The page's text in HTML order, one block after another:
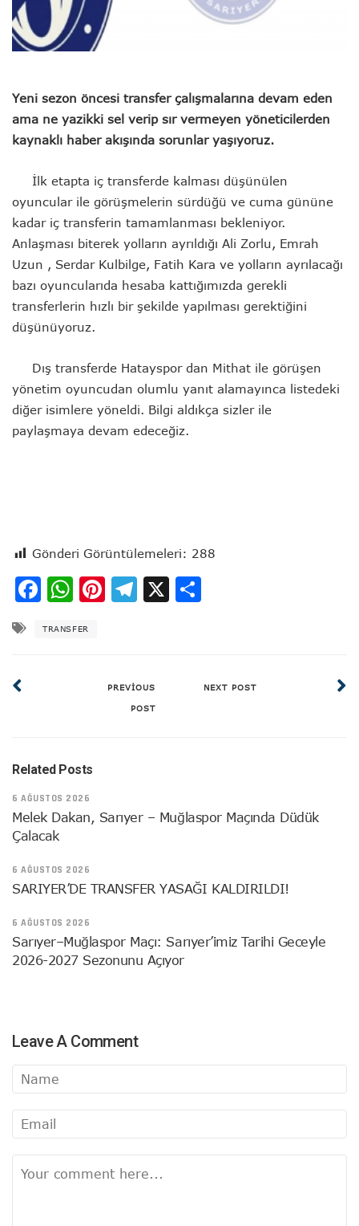
Yeni sezon öncesi transfer çalışmalarına devam eden
ama ne yazikki sel verip sır vermeyen yöneticilerden
kaynaklı haber akışında sorunlar yaşıyoruz.
İlk etapta iç transferde kalması düşünülen
oyuncular ile görüşmelerin sürdüğü ve cuma gününe
kadar iç transferin tamamlanması bekleniyor.
Anlaşması biterek yolların ayrıldığı Ali Zorlu, Emrah
Uzun , Serdar Kulbilge, Fatih Kara ve yolların ayrılacağı
bazı oyuncularıda hesaba kattığımızda gerekli
transferlerin hızlı bir şekilde yapılması gerektiğini
düşünüyoruz.
Dış transferde Hatayspor dan Mithat ile görüşen
yönetim oyuncudan olumlu yanıt alamayınca listedeki
diğer isimlere yöneldi. Bilgi aldıkça sizler ile
paylaşmaya devam edeceğiz.
Gönderi Görüntülemeleri: 288
Facebook
WhatsApp
Pinterest
Telegram
X
TRANSFER
PREVIOUS
POST
NEXT POST
Related Posts
6 AĞUSTOS 2026
Melek Dakan, Sarıyer – Muğlaspor Maçında Düdük
Çalacak
6 AĞUSTOS 2026
SARIYER’DE TRANSFER YASAĞI KALDIRILDI!
6 AĞUSTOS 2026
Sarıyer–Muğlaspor Maçı: Sarıyer’imiz Tarihi Geceyle
2026-2027 Sezonunu Açıyor
Leave A Comment